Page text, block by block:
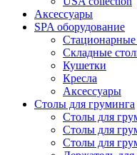
Аксессуары
SPA оборудование
Складные
Кушетки
Кресла
Аксессуары
Столы для груминга
Столы для
Столы для
Столы для